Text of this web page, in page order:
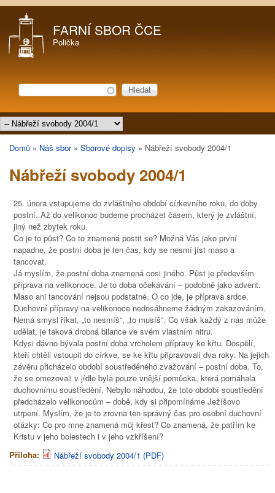
FARNÍ SBOR ČCE
Polička
Vyhledávání
Hledat
Hlavní menu
Jste zde
Domů » Náš sbor» Sborové dopisy » Nábřeží svobody 2004/1
Nábřeží svobody 2004/1
25. února vstupujeme do zvláštního období církevního roku, do doby
postní. Až do velikonoc budeme procházet časem, který je zvláštní,
jiný než zbytek roku.
Co je to půst? Co to znamená postit se? Možná Vás jako první
napadne, že postní doba je ten čas, kdy se nesmí jíst maso a
tancovat.
Já myslím, že postní doba znamená cosi jiného. Půst je především
příprava na velikonoce. Je to doba očekávání – podobně jako advent.
Maso ani tancování nejsou podstatné. O co jde, je příprava srdce.
Duchovní přípravy na velikonoce nedosáhneme žádným zakazováním.
Nemá smysl říkat, „to nesmíš“, „to musíš“. Co však každý z nás může
udělat, je taková drobná bilance ve svém vlastním nitru.
Kdysi dávno bývala postní doba vrcholem přípravy ke křtu. Dospělí,
kteří chtěli vstoupit do církve, se ke křtu připravovali dva roky. Na jejich
závěru přicházelo období soustředěného zvažování – postní doba. To,
že se omezovali v jídle byla pouze vnější pomůcka, která pomáhala
duchovnímu soustředění. Nebylo náhodou, že toto období soustředění
předcházelo velikonocům – době, kdy si připomínáme Ježíšovo
utrpení. Myslím, že je to zrovna ten správný čas pro osobní duchovní
otázky: Co pro mne znamená můj křest? Co znamená, že patřím ke
Kristu v jeho bolestech i v jeho vzkříšení?
Příloha:
Nábřeží svobody 2004/1 (PDF)